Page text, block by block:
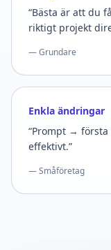
“Bästa är att du
riktigt projekt
— Grundare
Enkla ändringar
“Prompt →
effektivt.”
— Småföretag